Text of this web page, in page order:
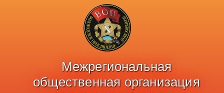
Межрегиональная
общественная организация